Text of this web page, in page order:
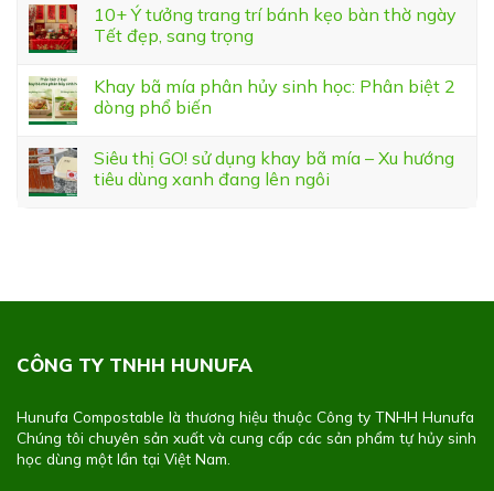
10+ Ý tưởng trang trí bánh kẹo bàn thờ ngày
Tết đẹp, sang trọng
Khay bã mía phân hủy sinh học: Phân biệt 2
dòng phổ biến
Siêu thị GO! sử dụng khay bã mía – Xu hướng
tiêu dùng xanh đang lên ngôi
CÔNG TY TNHH HUNUFA
Hunufa Compostable là thương hiệu thuộc Công ty TNHH Hunufa
Chúng tôi chuyên sản xuất và cung cấp các sản phẩm tự hủy sinh
học dùng một lần tại Việt Nam.